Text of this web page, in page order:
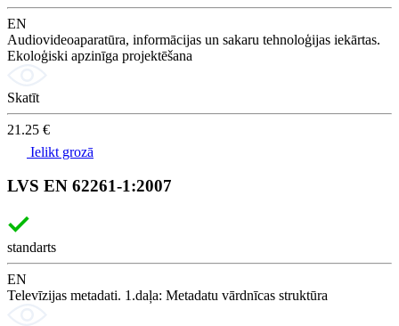
EN
Audiovideoaparatūra, informācijas un sakaru tehnoloģijas iekārtas.
Ekoloģiski apzinīga projektēšana
Skatīt
21.25 €
Ielikt grozā
LVS EN 62261-1:2007
standarts
EN
Televīzijas metadati. 1.daļa: Metadatu vārdnīcas struktūra